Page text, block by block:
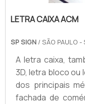
LETRA CAIXA ACM
SP SIGN / SÃO PAULO -
A letra caixa,
3D, letra bloco ou
dos principais
fachada de